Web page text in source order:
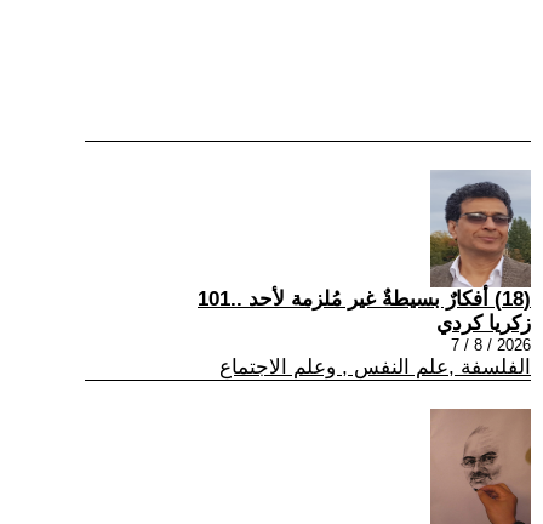
(18) أفكارٌ بسيطةٌ غير مُلزمة لأحد ..101
زكريا كردي
2026 / 8 / 7
الفلسفة ,علم النفس , وعلم الاجتماع